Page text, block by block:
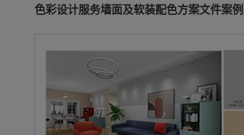
色彩设计服务墙面及软装配色方案文件案例